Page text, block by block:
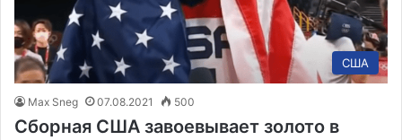
США
Max Sneg 07.08.2021 500
Сборная США завоевывает золото в